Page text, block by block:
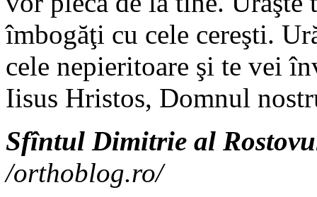
îmbogăţi cu cele cereşti.
cele nepieritoare şi te vei
Iisus Hristos, Domnul
Sfîntul Dimitrie al
/orthoblog.ro/